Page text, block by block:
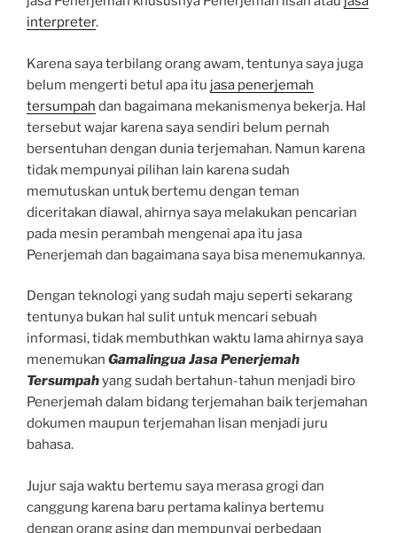
interpreter.
Karena saya terbilang orang awam, tentunya saya juga
belum mengerti betul apa itu jasa penerjemah
tersumpah dan bagaimana mekanismenya bekerja. Hal
tersebut wajar karena saya sendiri belum pernah
bersentuhan dengan dunia terjemahan. Namun karena
tidak mempunyai pilihan lain karena sudah
memutuskan untuk bertemu dengan teman
diceritakan diawal, ahirnya saya melakukan pencarian
pada mesin perambah mengenai apa itu jasa
Penerjemah dan bagaimana saya bisa menemukannya.
Dengan teknologi yang sudah maju seperti sekarang
tentunya bukan hal sulit untuk mencari sebuah
informasi, tidak membuthkan waktu lama ahirnya saya
menemukan Gamalingua Jasa Penerjemah
Tersumpahyang sudah bertahun-tahun menjadi biro
Penerjemah dalam bidang terjemahan baik terjemahan
dokumen maupun terjemahan lisan menjadi juru
bahasa.
Jujur saja waktu bertemu saya merasa grogi dan
canggung karena baru pertama kalinya bertemu
dengan orang asing dan mempunyai perbedaan